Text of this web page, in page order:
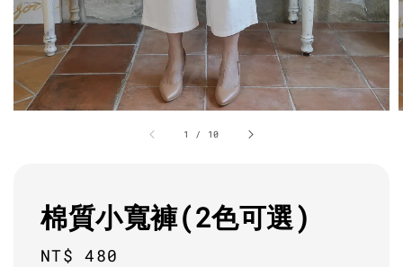
1 / 10
棉質小寬褲(2色可選)
Regular
NT$ 480